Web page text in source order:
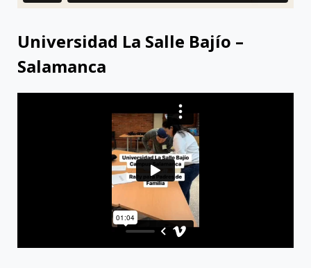
Universidad La Salle Bajío –
Salamanca